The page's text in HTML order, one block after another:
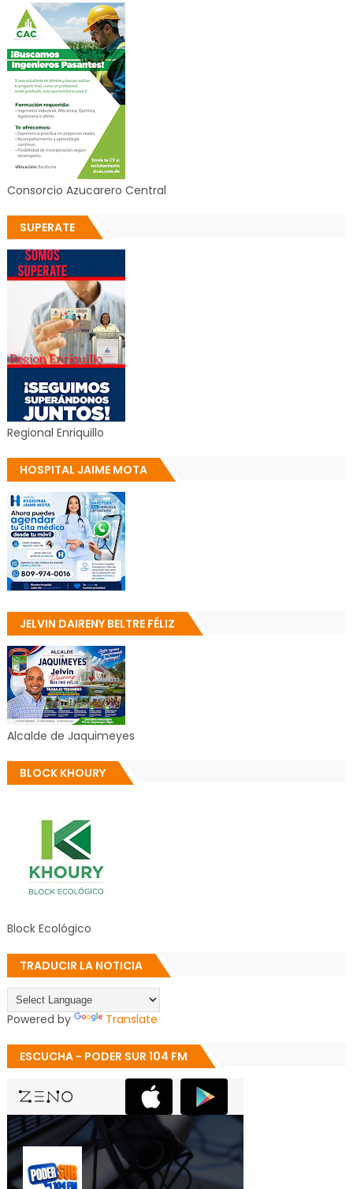
Consorcio Azucarero Central
SUPERATE
Regional Enriquillo
HOSPITAL JAIME MOTA
JELVIN DAIRENY BELTRE FÉLIZ
Alcalde de Jaquimeyes
BLOCK KHOURY
Block Ecológico
TRADUCIR LA NOTICIA
Powered by Translate
ESCUCHA - PODER SUR 104 FM